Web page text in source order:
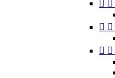
 
 
 